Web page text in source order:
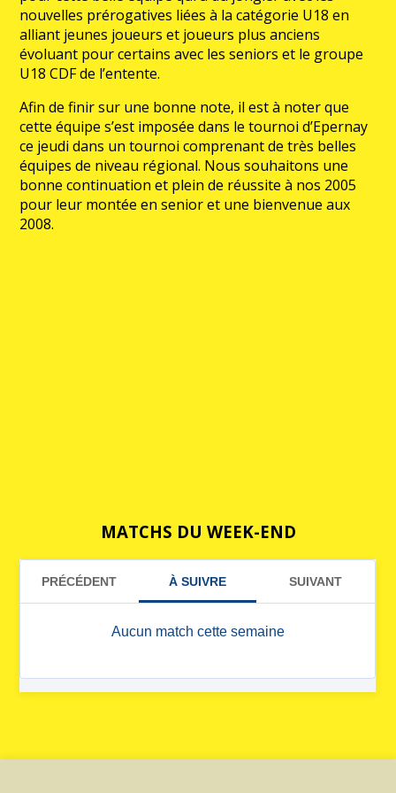
nouvelles prérogatives liées à la catégorie U18 en
alliant jeunes joueurs et joueurs plus anciens
évoluant pour certains avec les seniors et le groupe
U18 CDF de l’entente.
Afin de finir sur une bonne note, il est à noter que
cette équipe s’est imposée dans le tournoi d’Epernay
ce jeudi dans un tournoi comprenant de très belles
équipes de niveau régional. Nous souhaitons une
bonne continuation et plein de réussite à nos 2005
pour leur montée en senior et une bienvenue aux
2008.
MATCHS DU WEEK-END